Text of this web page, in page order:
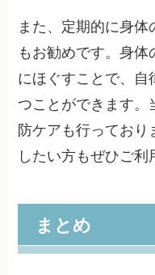
また、定期的に身体
もお勧めです。身
にほぐすことで、自
つことができます。
防ケアも行ってお
したい方もぜひご利
まとめ